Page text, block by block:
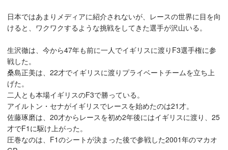
日本ではあまりメディアに紹介されないが、レースの世界に目を向
けると、ワクワクするような挑戦をしてきた選手が沢山いる。
生沢徹は、今から47年も前に一人でイギリスに渡りF3選手権に参
戦した。
桑島正美は、22才でイギリスに渡りプライベートチームを立ち上
げた。
二人とも本場イギリスのF3で勝っている。
アイルトン・セナがイギリスでレースを始めたのは21才。
佐藤琢磨は、20才からレースを初め2年後にはイギリスに渡り、25
才でF1に駆け上がった。
圧巻なのは、F1のシートが決まった後で参戦した2001年のマカオ